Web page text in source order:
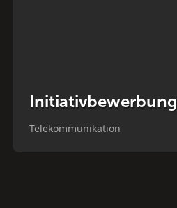
Initiativbewerbung
Telekommunikation